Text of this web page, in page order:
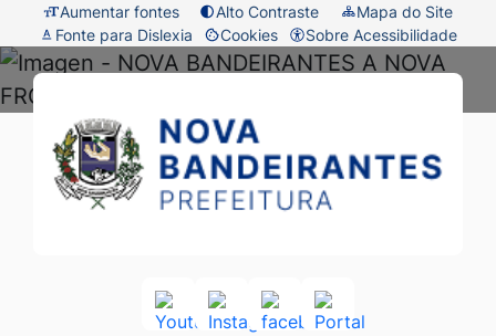
Seção
de
atalhos
e
links
de
acessibilidade
Ir
para
o
conteúdo
[alt+1]
Aumentar fontes Alto Contraste
Mapa do Site
Fonte para Dislexia
Cookies
Abrir
de
cookies
Sobre Acessibilidade
Seção
do
menu
principal
Prefeitura
de
Nova
AcessarAcessarAcessarAcessar